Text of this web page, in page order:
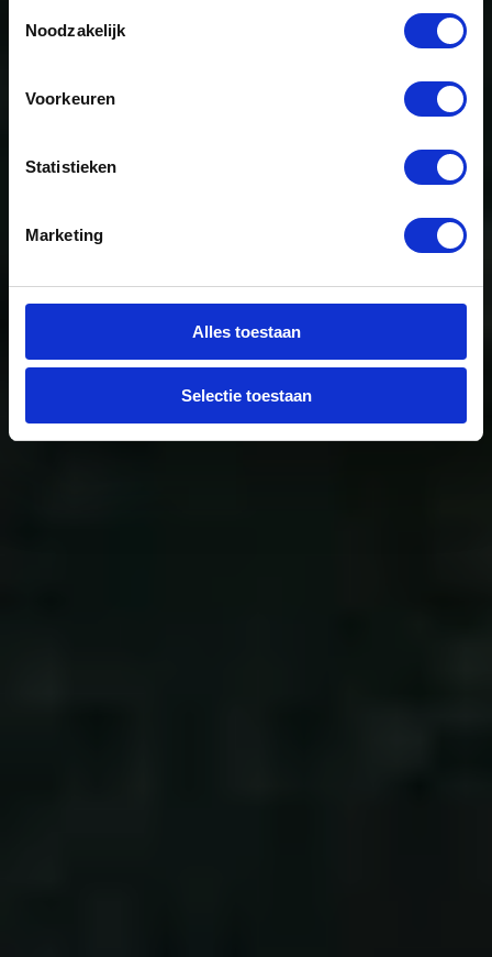
Noodzakelijk
Voorkeuren
Statistieken
Marketing
Alles toestaan
Selectie toestaan